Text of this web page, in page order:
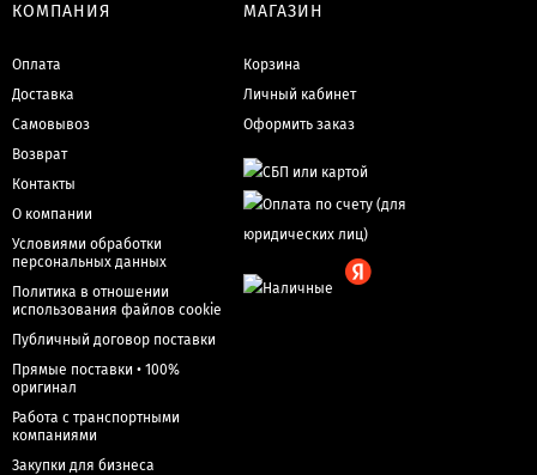
КОМПАНИЯ
Оплата
Доставка
Самовывоз
Возврат
Контакты
О компании
Условиями обработки
персональных данных
Политика в отношении
использования файлов cookie
Публичный договор поставки
Прямые поставки • 100%
оригинал
Работа с транспортными
компаниями
Закупки для бизнеса
МАГАЗИН
Корзина
Личный кабинет
Оформить заказ